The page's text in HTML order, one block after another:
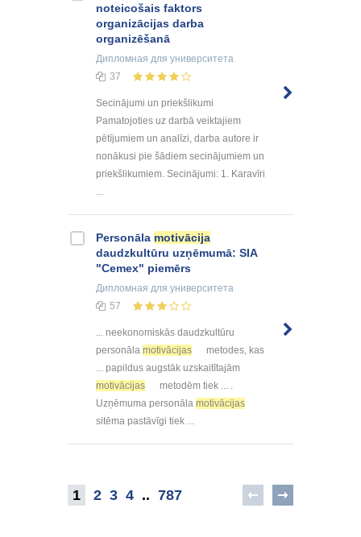
noteicošais faktors
organizācijas darba
organizēšanā
Дипломная для университета
37
Secinājumi un priekšlikumi
Pamatojoties uz darbā veiktajiem
pētījumiem un analīzi, darba autore ir
nonākusi pie šādiem secinājumiem un
priekšlikumiem. Secinājumi: 1. Karavīri
...
Personāla motivācija
daudzkultūru uzņēmumā: SIA
"Cemex" piemērs
Дипломная для университета
57
... neekonomiskās daudzkultūru
personāla motivācijas
metodes, kas
... papildus augstāk uzskaitītajām
motivācijas
metodēm tiek ... .
Uzņēmuma personāla motivācijas
sitēma pastāvīgi tiek ...
1 2 3 4 .. 787